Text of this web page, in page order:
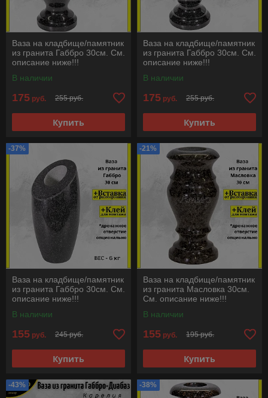
Ваза на кладбище/памятник
из гранита Габбро 30см. См.
описание ниже!!!
В наличии
175 руб. 255 руб.
Купить
Ваза на кладбище/памятник
из гранита Габбро 30см. См.
описание ниже!!!
В наличии
175 руб. 255 руб.
Купить
-37%
Ваза на кладбище/памятник
из гранита Габбро 30см. См.
описание ниже!!!
В наличии
155 руб. 245 руб.
Купить
-21%
Ваза на кладбище/памятник
из гранита Масловка 30см.
См. описание ниже!!!
В наличии
155 руб. 195 руб.
Купить
-43% -38%